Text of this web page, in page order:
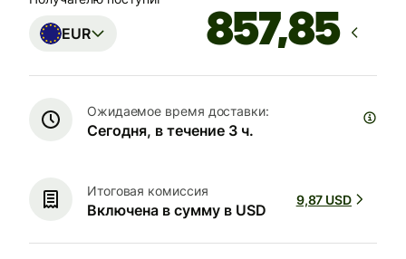
EUR
Ожидаемое время доставки:
Сегодня, в течение 3 ч.
Итоговая комиссия
Включена в сумму в USD
9,87 USD